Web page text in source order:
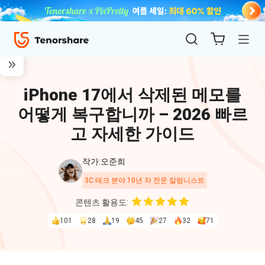
ReiBoot
4uKey
iPhone 17에서 삭제된 메모를
어떻게 복구합니까 – 2026 빠르
고 자세한 가이드
작가:오준희
3C 테크 분야 10년 차 전문 칼럼니스트
콘텐츠 활용도:
101 28 19 45 27 32 71